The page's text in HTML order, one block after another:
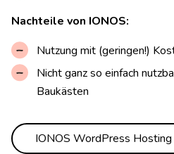
Nachteile von IONOS:
Nutzung mit (geringen!)
Nicht ganz so einfach
Baukästen
IONOS WordPress Hosting